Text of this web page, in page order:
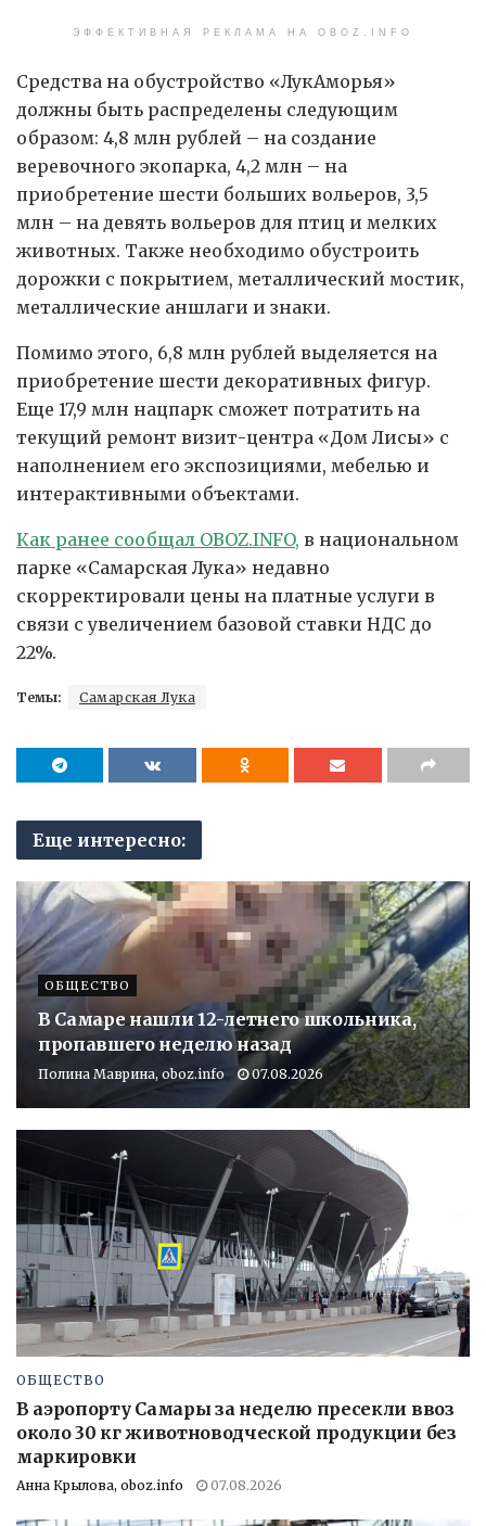
ЭФФЕКТИВНАЯ РЕКЛАМА НА OBOZ.INFO
Средства на обустройство «ЛукАморья»
должны быть распределены следующим
образом: 4,8 млн рублей – на создание
веревочного экопарка, 4,2 млн – на
приобретение шести больших вольеров, 3,5
млн – на девять вольеров для птиц и мелких
животных. Также необходимо обустроить
дорожки с покрытием, металлический мостик,
металлические аншлаги и знаки.
Помимо этого, 6,8 млн рублей выделяется на
приобретение шести декоративных фигур.
Еще 17,9 млн нацпарк сможет потратить на
текущий ремонт визит-центра «Дом Лисы» с
наполнением его экспозициями, мебелью и
интерактивными объектами.
Как ранее сообщал OBOZ.INFO, в национальном
парке «Самарская Лука» недавно
скорректировали цены на платные услуги в
связи с увеличением базовой ставки НДС до
22%.
Темы: Самарская Лука
Еще интересно:
ОБЩЕСТВО
В Самаре нашли 12-летнего школьника,
пропавшего неделю назад
Полина Маврина, oboz.info 07.08.2026
ОБЩЕСТВО
В аэропорту Самары за неделю пресекли ввоз
около 30 кг животноводческой продукции без
маркировки
Анна Крылова, oboz.info 07.08.2026